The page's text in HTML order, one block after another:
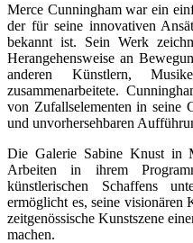
Merce Cunningham war ein
der für seine innovativen
bekannt ist. Sein Werk
Herangehensweise an
anderen Künstlern,
zusammenarbeitete.
von Zufallselementen in seine
und unvorhersehbaren
Die Galerie Sabine Knust in
Arbeiten in ihrem
künstlerischen Schaffens
ermöglicht es, seine visionären
zeitgenössische Kunstszene
machen.